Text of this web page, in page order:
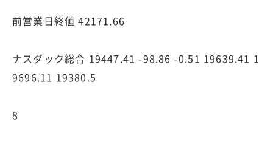
前営業日終値 42171.66
ナスダック総合 19447.41 -98.86 -0.51 19639.41 1
9696.11 19380.5
8